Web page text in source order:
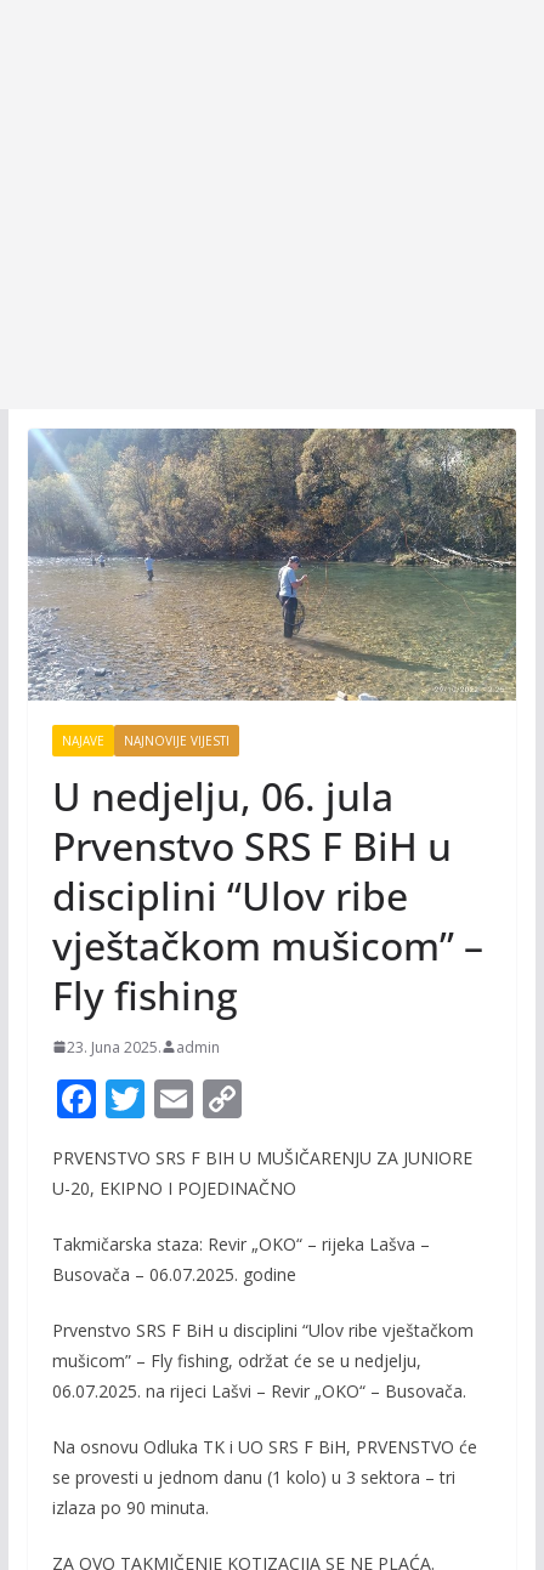
NAJAVE NAJNOVIJE VIJESTI
U nedjelju, 06. jula
Prvenstvo SRS F BiH u
disciplini “Ulov ribe
vještačkom mušicom” –
Fly fishing
23. Juna 2025. admin
F
e
o
o
k
T
itt
E
ai
l
C
p
Li
n
k
PRVENSTVO SRS F BIH U MUŠIČARENJU ZA JUNIORE
U-20, EKIPNO I POJEDINAČNO
Takmičarska staza: Revir „OKO“ – rijeka Lašva –
Busovača – 06.07.2025. godine
Prvenstvo SRS F BiH u disciplini “Ulov ribe vještačkom
mušicom” – Fly fishing, održat će se u nedjelju,
06.07.2025. na rijeci Lašvi – Revir „OKO“ – Busovača.
Na osnovu Odluka TK i UO SRS F BiH, PRVENSTVO će
se provesti u jednom danu (1 kolo) u 3 sektora – tri
izlaza po 90 minuta.
ZA OVO TAKMIČENJE KOTIZACIJA SE NE PLAĆA.